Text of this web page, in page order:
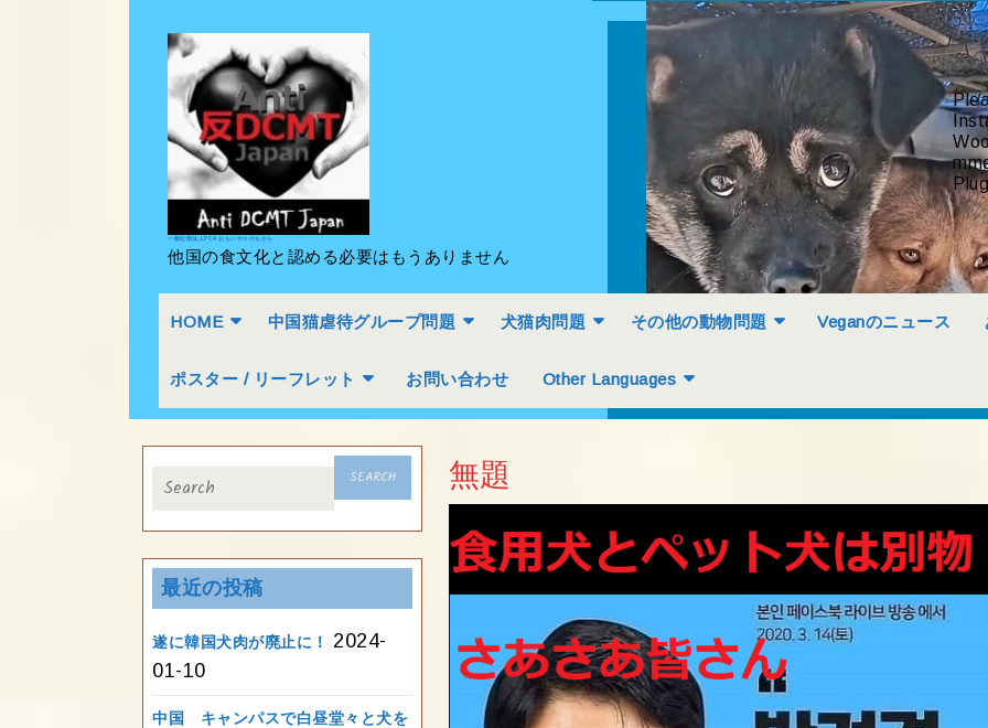
content
content
一般社団法人PCA おもいやりのちから
他国の食文化と認める必要はもうありません
HOME 中国猫虐待グループ問題 犬猫肉問題 その他の動物問題 Veganのニュース
ポスター / リーフレット お問い合わせ Other Languages
for:
最近の投稿
遂に韓国犬肉が廃止に！
2024-
01-10
中国 キャンパスで白昼堂々と犬を
無題